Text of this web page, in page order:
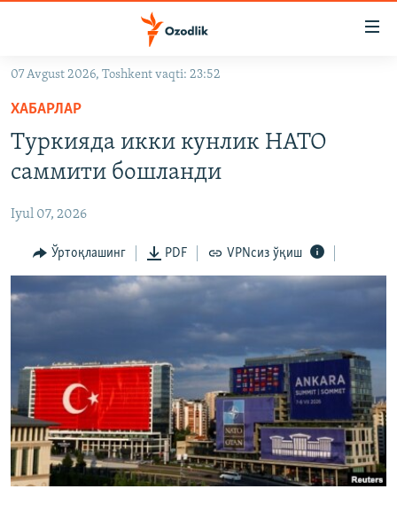
Асосий
навигацияга
ўтинг
Қидиришга
OZODARXIV
На русском
ИЖТИМОИЙ ТАРМОҚЛАР
Озодлик бошқа тилларда
07 Avgust 2026, Toshkent vaqti: 23:52
ХАБАРЛАР
Туркияда икки кунлик НАТО
саммити бошланди
Iyul 07, 2026
Ўртоқлашинг PDF VPNсиз ўқиш